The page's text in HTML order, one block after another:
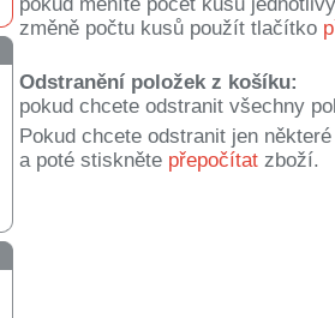
změně počtu kusů použít tlačítko
Odstranění položek z košíku:
pokud chcete odstranit všechny
Pokud chcete odstranit jen
a poté stiskněte přepočítat zboží.